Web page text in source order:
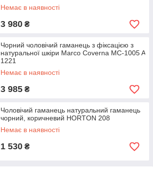
Немає в наявності
3 980 ₴
Чорний чоловічий гаманець з фіксацією з
натуральної шкіри Marco Coverna MC-1005 A
1221
Немає в наявності
3 985 ₴
Чоловічий гаманець натуральний гаманець
чорний, коричневий HORTON 208
Немає в наявності
1 530 ₴